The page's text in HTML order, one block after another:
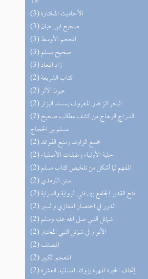
(3) الأحاديث المختارة
(3) صحيح ابن حبان
(3) المعجم الأوسط
(3) صحيح مسلم
(3) زاد المعاد
(2) كتاب الشريعة
(2) عيون الأثر
(2) البحر الزخار المعروف بمسند البزار
(2) السراج الوهاج من كشف مطالب صحيح
مسلم بن الحجاج
(2) مجمع الزاوئد ومنبع الفوائد
(2) حلية الأولياء وطبقات الأصفياء
(2) المفهم لما أشكل من تلخيص كتاب مسلم
(2) سنن الترمذي
(2) فتح القدير الجامع بين فني الرواية والدراية
(2) الدرر في اختصار المغازي والسير
(2) شمائل النبي صلى الله عليه وسلم
(2) الأنوار في شمائل النبي المختار
(2) المصنف
(2) المعجم الكبير
(2) إتحاف الخيرة المهرة بزوائد المسانيد العشرة